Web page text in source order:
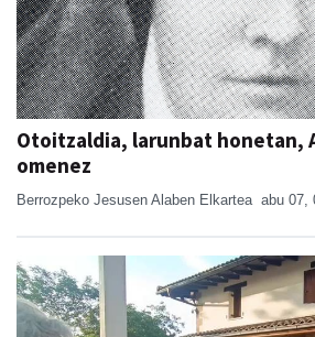
Otoitzaldia, larunbat honetan,
omenez
Berrozpeko Jesusen Alaben Elkartea abu 07,